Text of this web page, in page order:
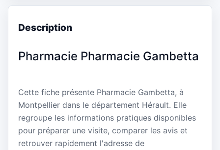
Description
Pharmacie Pharmacie Gambetta
Cette fiche présente Pharmacie Gambetta, à
Montpellier dans le département Hérault. Elle
regroupe les informations pratiques disponibles
pour préparer une visite, comparer les avis et
retrouver rapidement l'adresse de